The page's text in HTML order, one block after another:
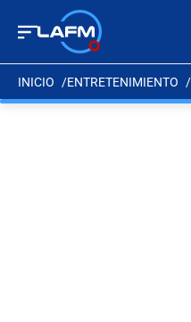
INICIO ENTRETENIMIENTO